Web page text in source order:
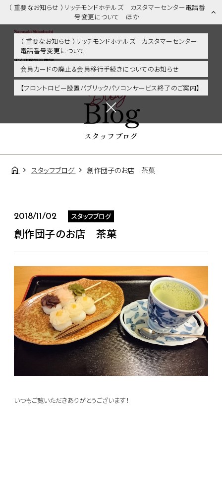
（ 重要なお知らせ ）リッチモンドホテルズ カスタマーセンター電話番
号変更について ほか
（ 重要なお知らせ ）リッチモンドホテルズ カスタマーセンター
電話番号変更について
会員カードの廃止＆会員移行手続きについてのお知らせ
【フロントロビー設置パブリックパソコンサービス終了のご案内】
スタッフブログ | 長崎市内・観光・グルメに好アクセス！リッチモンド
ホテル長崎思案橋
Blog
Blog
スタッフブログ
スタッフブログ 創作団子のお店 茶菓
2018/11/02 スタッフブログ
創作団子のお店 茶菓
いつもご覧いただきありがとうございます！